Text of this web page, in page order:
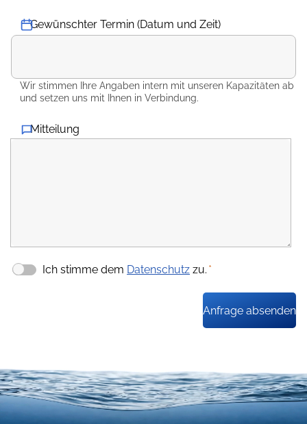
Gewünschter Termin (Datum und Zeit)
Wir stimmen Ihre Angaben intern mit unseren Kapazitäten ab
und setzen uns mit Ihnen in Verbindung.
Mitteilung
Ich stimme dem Datenschutz zu. *
Anfrage absenden